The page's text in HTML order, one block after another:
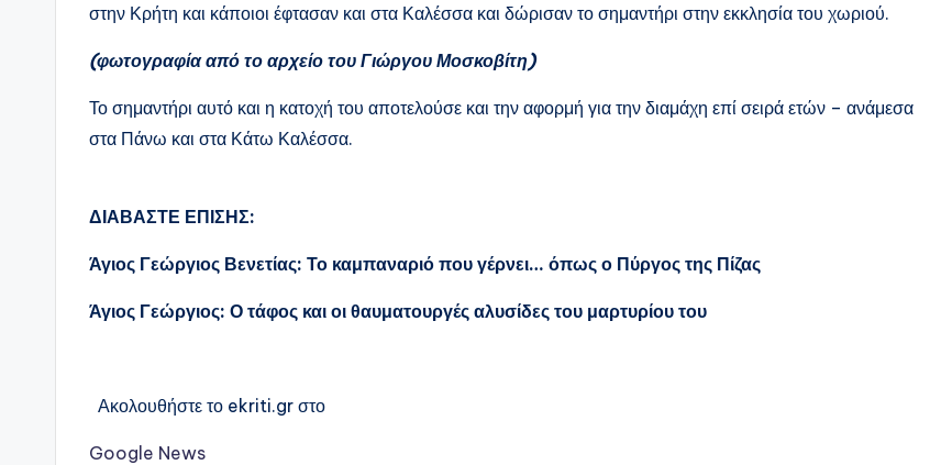
στην Κρήτη και κάποιοι έφτασαν και στα Καλέσσα και δώρισαν το σημαντήρι στην εκκλησία του χωριού.
(φωτογραφία από το αρχείο του Γιώργου Μοσκοβίτη)
Το σημαντήρι αυτό και η κατοχή του αποτελούσε και την αφορμή για την διαμάχη επί σειρά ετών – ανάμεσα
στα Πάνω και στα Κάτω Καλέσσα.
ΔΙΑΒΑΣΤΕ ΕΠΙΣΗΣ:
Άγιος Γεώργιος Βενετίας: Το καμπαναριό που γέρνει… όπως ο Πύργος της Πίζας
Άγιος Γεώργιος: Ο τάφος και οι θαυματουργές αλυσίδες του μαρτυρίου του
Ακολουθήστε το ekriti.gr στο
Google News